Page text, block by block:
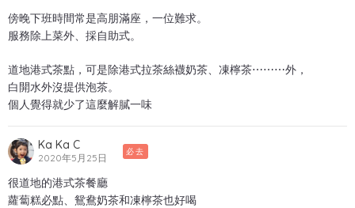
傍晚下班時間常是高朋滿座，一位難求。
服務除上菜外、採自助式。
道地港式茶點，可是除港式拉茶絲襪奶茶、凍檸茶⋯⋯⋯外，
白開水外沒提供泡茶。
個人覺得就少了這麼解膩一味
Ka Ka C
2020年5月25日
必去
很道地的港式茶餐廳
蘿蔔糕必點、鴛鴦奶茶和凍檸茶也好喝